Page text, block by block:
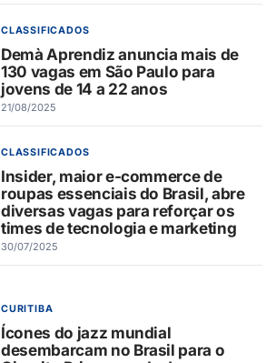
CLASSIFICADOS
Demà Aprendiz anuncia mais de
130 vagas em São Paulo para
jovens de 14 a 22 anos
21/08/2025
CLASSIFICADOS
Insider, maior e-commerce de
roupas essenciais do Brasil, abre
diversas vagas para reforçar os
times de tecnologia e marketing
30/07/2025
CURITIBA
Ícones do jazz mundial
desembarcam no Brasil para o